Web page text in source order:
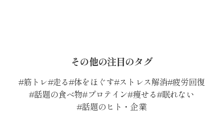
その他の注目のタグ
筋トレ 走る 体をほぐす ストレス解消 疲労回復
話題の食べ物 プロテイン 痩せる 眠れない
話題のヒト・企業